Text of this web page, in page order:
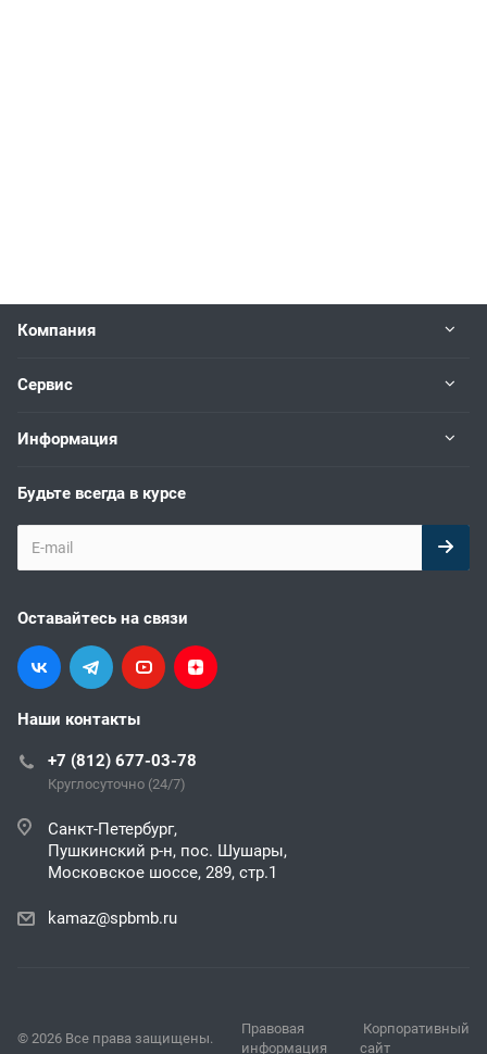
Компания
Сервис
Информация
Будьте всегда в курсе
Оставайтесь на связи
Наши контакты
+7 (812) 677-03-78
Круглосуточно (24/7)
Санкт-Петербург,
Пушкинский р-н, пос. Шушары,
Московское шоссе, 289, стр.1
kamaz@spbmb.ru
© 2026 Все права защищены.
Правовая
информация
Корпоративный
сайт